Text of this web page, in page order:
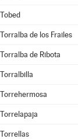
Tobed
Torralba de los Frailes
Torralba de Ribota
Torralbilla
Torrehermosa
Torrelapaja
Torrellas